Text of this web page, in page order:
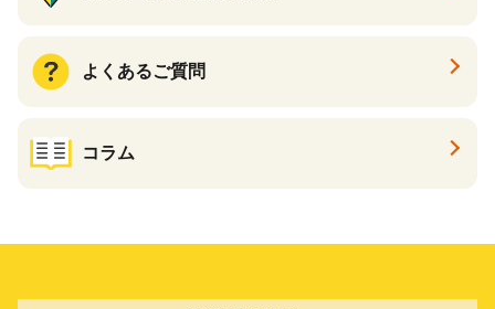
よくあるご質問
コラム